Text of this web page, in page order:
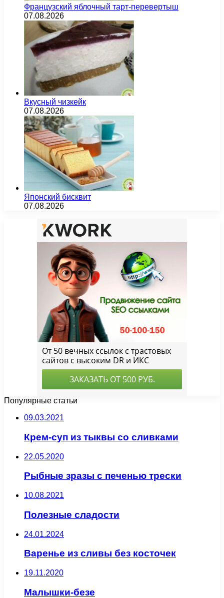
Французский яблочный тарт-перевертыш
07.08.2026
Вкусный чизкейк
07.08.2026
Японский бисквит
07.08.2026
Популярные статьи
09.03.2021
Крем-суп из тыквы со сливками
22.05.2020
Рыбные зразы с печенью трески
10.08.2021
Полезные сладости
24.01.2024
Варенье из сливы без косточек
19.11.2020
Малышки-безе